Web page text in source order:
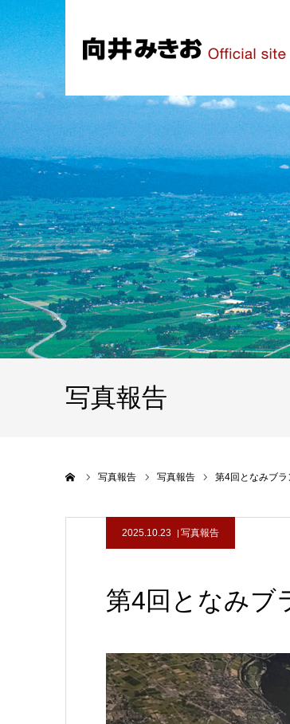
写真報告
写真報告 写真報告 第4回となみブ
2025.10.23 写真報告
第4回となみブ